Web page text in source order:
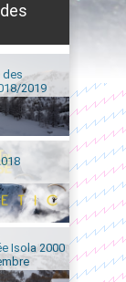
des
2019
Isola 2000